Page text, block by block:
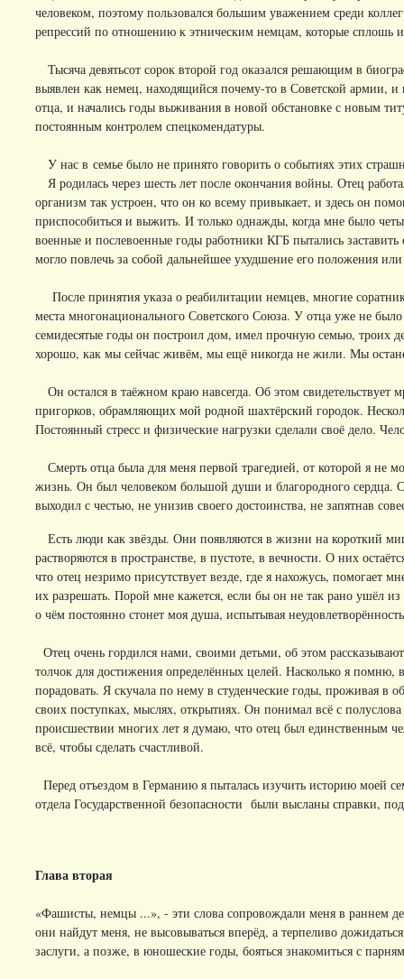
человеком, поэтому пользовался большим уважением среди
репрессий по отношению к этническим немцам, которые сплошь
Тысяча девятьсот сорок второй год оказался решающим в
выявлен как немец, находящийся почему-то в Советской армии,
отца, и начались годы выживания в новой обстановке с новым
постоянным контролем спецкомендатуры.
У нас в семье было не принято говорить о событиях этих
Я родилась через шесть лет после окончания войны. Отец
организм так устроен, что он ко всему привыкает, и здесь он
приспособиться и выжить. И только однажды, когда мне было
военные и послевоенные годы работники КГБ пытались
могло повлечь за собой дальнейшее ухудшение его положения
После принятия указа о реабилитации немцев, многие
места многонационального Советского Союза. У отца уже не
семидесятые годы он построил дом, имел прочную семью, троих
хорошо, как мы сейчас живём, мы ещё никогда не жили. Мы
Он остался в таёжном краю навсегда. Об этом
пригорков, обрамляющих мой родной шахтёрский городок.
Постоянный стресс и физические нагрузки сделали своё дело.
Смерть отца была для меня первой трагедией, от которой я не
жизнь. Он был человеком большой души и благородного сердца.
выходил с честью, не унизив своего достоинства, не запятнав
Есть люди как звёзды. Они появляются в жизни на короткий
растворяются в пространстве, в пустоте, в вечности. О них
что отец незримо присутствует везде, где я нахожусь, помогает
их разрешать. Порой мне кажется, если бы он не так рано ушёл
о чём постоянно стонет моя душа, испытывая
Отец очень гордился нами, своими детьми, об этом
толчок для достижения определённых целей. Насколько я
порадовать. Я скучала по нему в студенческие годы, проживая в
своих поступках, мыслях, открытиях. Он понимал всё с
происшествии многих лет я думаю, что отец был единственным
всё, чтобы сделать счастливой.
Перед отъездом в Германию я пыталась изучить историю моей
отдела Государственной безопасности были высланы справки,
Глава вторая
«Фашисты, немцы ...», - эти слова сопровождали меня в раннем
они найдут меня, не высовываться вперёд, а терпеливо
заслуги, а позже, в юношеские годы, бояться знакомиться с